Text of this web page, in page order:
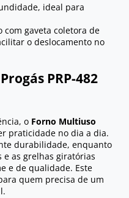
ideal para
com gaveta coletora de
o deslocamento no
PRP-482
o Forno Multiuso
praticidade no dia a dia.
durabilidade, enquanto
e as grelhas giratórias
e de qualidade. Este
quem precisa de um